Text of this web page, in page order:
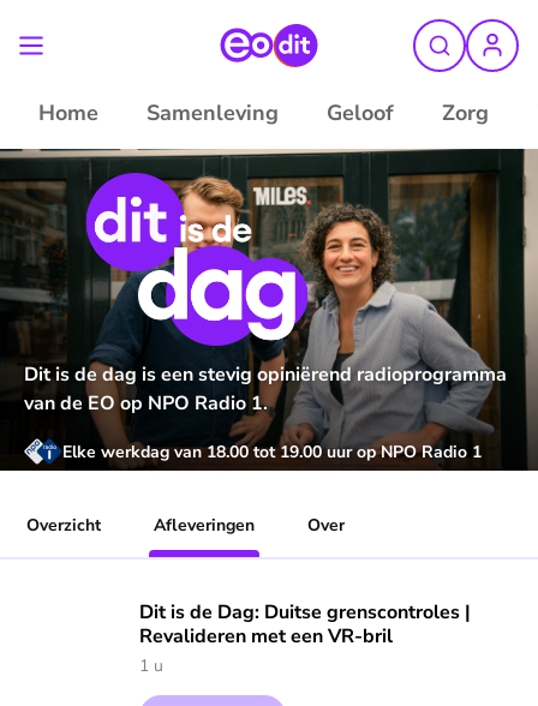
Home Samenleving Geloof Zorg
Dit is de dag is een stevig opiniërend radioprogramma
van de EO op NPO Radio 1.
Elke werkdag van 18.00 tot 19.00 uur op NPO Radio 1
Overzicht Afleveringen Over
Dit is de Dag: Duitse grenscontroles |
Revalideren met een VR-bril
1 u
Speel "Dit is de Dag: Duitse grenscontroles |